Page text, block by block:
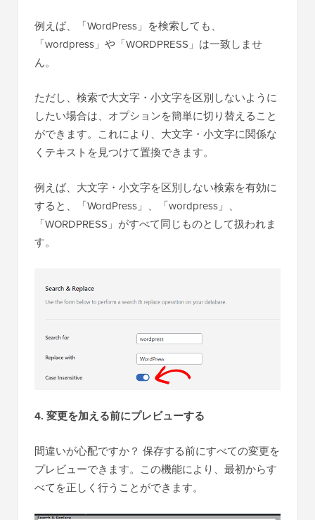
例えば、「WordPress」を検索しても、
「wordpress」や「WORDPRESS」は一致しませ
ん。
ただし、検索で大文字・小文字を区別しないように
したい場合は、オプションを簡単に切り替えること
ができます。これにより、大文字・小文字に関係な
くテキストを見つけて置換できます。
例えば、大文字・小文字を区別しない検索を有効に
すると、「WordPress」、「wordpress」、
「WORDPRESS」がすべて同じものとして扱われま
す。
4. 変更を加える前にプレビューする
間違いが心配ですか？ 保存する前にすべての変更を
プレビューできます。この機能により、最初からす
べてを正しく行うことができます。